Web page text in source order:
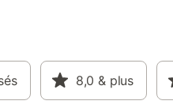
8,0 & plus